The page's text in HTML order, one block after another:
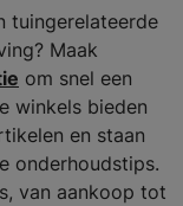
tuingerelateerde
Maak
om snel een
winkels bieden
en staan
onderhoudstips.
van aankoop tot